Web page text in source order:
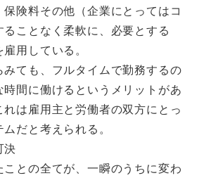
険料その他（企業にとってはコ
ことなく柔軟に、必要とする
用している。
ても、フルタイムで勤務するの
時間に働けるというメリットがあ
れは雇用主と労働者の双方にとっ
だと考えられる。
決
ことの全てが、一瞬のうちに変わ